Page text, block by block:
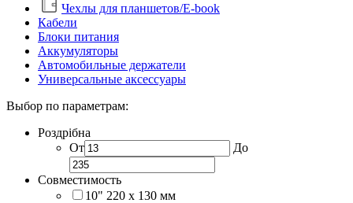
Чехлы для планшетов/E-book
Кабели
Блоки питания
Аккумуляторы
Автомобильные держатели
Универсальные аксессуары
Выбор по параметрам:
Роздрібна
От
До
Совместимость
10" 220 x 130 мм